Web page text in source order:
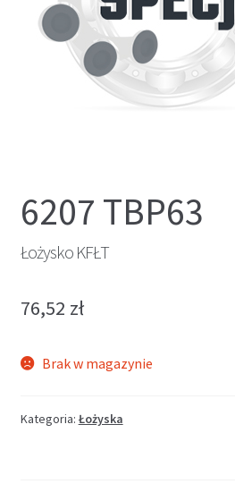
6207 TBP63
Łożysko KFŁT
76,52 zł
Brak w magazynie
Kategoria: Łożyska